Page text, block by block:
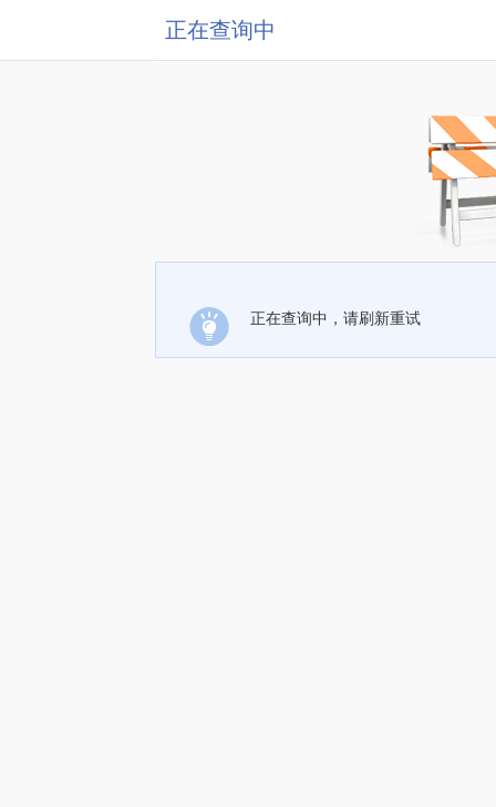
正在查询中
正在查询中，请刷新重试